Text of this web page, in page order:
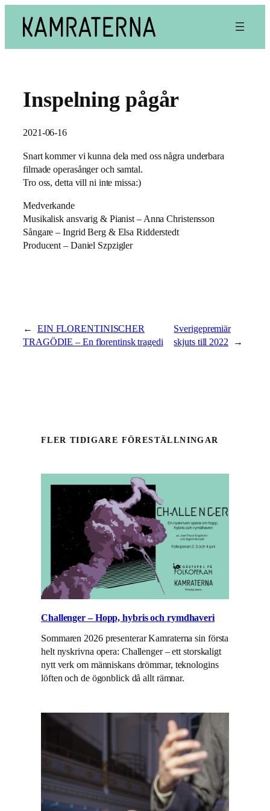
innehåll
Inspelning pågår
2021-06-16
Snart kommer vi kunna dela med oss några underbara
filmade operasånger och samtal.
Tro oss, detta vill ni inte missa:)
Medverkande
Musikalisk ansvarig & Pianist – Anna Christensson
Sångare – Ingrid Berg & Elsa Ridderstedt
Producent – Daniel Szpzigler
←
EIN FLORENTINISCHER
TRAGÖDIE – En florentinsk tragedi
Sverigepremiär
skjuts till 2022
→
FLER TIDIGARE FÖRESTÄLLNINGAR
Challenger – Hopp, hybris och rymdhaveri
Sommaren 2026 presenterar Kamraterna sin första
helt nyskrivna opera: Challenger – ett storskaligt
nytt verk om människans drömmar, teknologins
löften och de ögonblick då allt rämnar.